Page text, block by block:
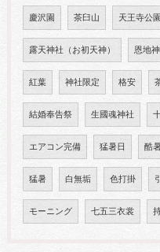
慶沢園 茶臼山 天王寺公園
露天神社（お初天神） 恩地
紅葉 神社限定 格安
結婚奉告祭 生國魂神社
エアコン完備 猛暑日 酷
猛暑 白無垢 色打掛
モーニング 七五三衣裳